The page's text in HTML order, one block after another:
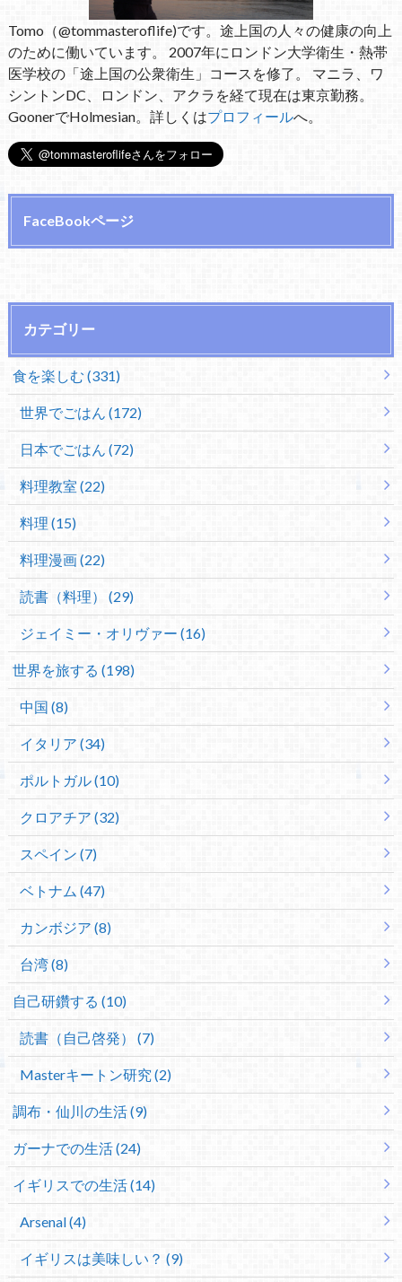
Tomo（@tommasteroflife)です。途上国の人々の健康の向上
のために働いています。 2007年にロンドン大学衛生・熱帯
医学校の「途上国の公衆衛生」コースを修了。 マニラ、ワ
シントンDC、ロンドン、アクラを経て現在は東京勤務。
GoonerでHolmesian。詳しくはプロフィールへ。
FaceBookページ
カテゴリー
食を楽しむ (331)
世界でごはん (172)
日本でごはん (72)
料理教室 (22)
料理 (15)
料理漫画 (22)
読書（料理） (29)
ジェイミー・オリヴァー (16)
世界を旅する (198)
中国 (8)
イタリア (34)
ポルトガル (10)
クロアチア (32)
スペイン (7)
ベトナム (47)
カンボジア (8)
台湾 (8)
自己研鑽する (10)
読書（自己啓発） (7)
Masterキートン研究 (2)
調布・仙川の生活 (9)
ガーナでの生活 (24)
イギリスでの生活 (14)
Arsenal (4)
イギリスは美味しい？ (9)